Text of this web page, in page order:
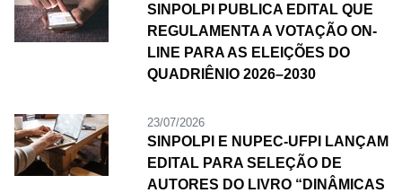
SINPOLPI PUBLICA EDITAL QUE
REGULAMENTA A VOTAÇÃO ON-
LINE PARA AS ELEIÇÕES DO
QUADRIÊNIO 2026–2030
23/07/2026
SINPOLPI E NUPEC-UFPI LANÇAM
EDITAL PARA SELEÇÃO DE
AUTORES DO LIVRO “DINÂMICAS